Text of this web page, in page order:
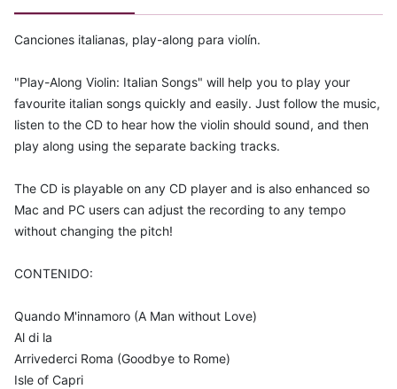
Canciones italianas, play-along para violín.
"Play-Along Violin: Italian Songs" will help you to play your
favourite italian songs quickly and easily. Just follow the music,
listen to the CD to hear how the violin should sound, and then
play along using the separate backing tracks.
The CD is playable on any CD player and is also enhanced so
Mac and PC users can adjust the recording to any tempo
without changing the pitch!
CONTENIDO:
Quando M'innamoro (A Man without Love)
Al di la
Arrivederci Roma (Goodbye to Rome)
Isle of Capri